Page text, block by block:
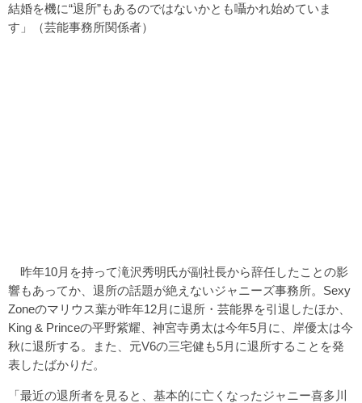
結婚を機に“退所”もあるのではないかとも囁かれ始めていま
す」（芸能事務所関係者）
昨年10月を持って滝沢秀明氏が副社長から辞任したことの影
響もあってか、退所の話題が絶えないジャニーズ事務所。Sexy
Zoneのマリウス葉が昨年12月に退所・芸能界を引退したほか、
King & Princeの平野紫耀、神宮寺勇太は今年5月に、岸優太は今
秋に退所する。また、元V6の三宅健も5月に退所することを発
表したばかりだ。
「最近の退所者を見ると、基本的に亡くなったジャニー喜多川